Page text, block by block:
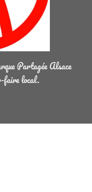
Partagée Alsace
faire local.